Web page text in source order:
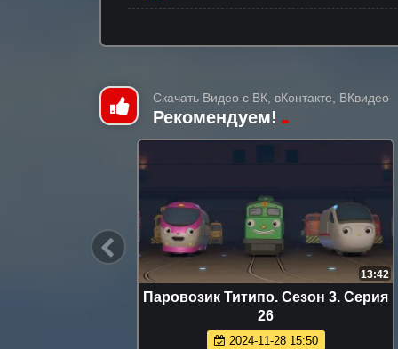
Скачать Видео с ВК, вКонтакте, ВКвидео
Рекомендуем!
13:42
Паровозик Титипо. Сезон 3. Серия
26
2024-11-28 15:50